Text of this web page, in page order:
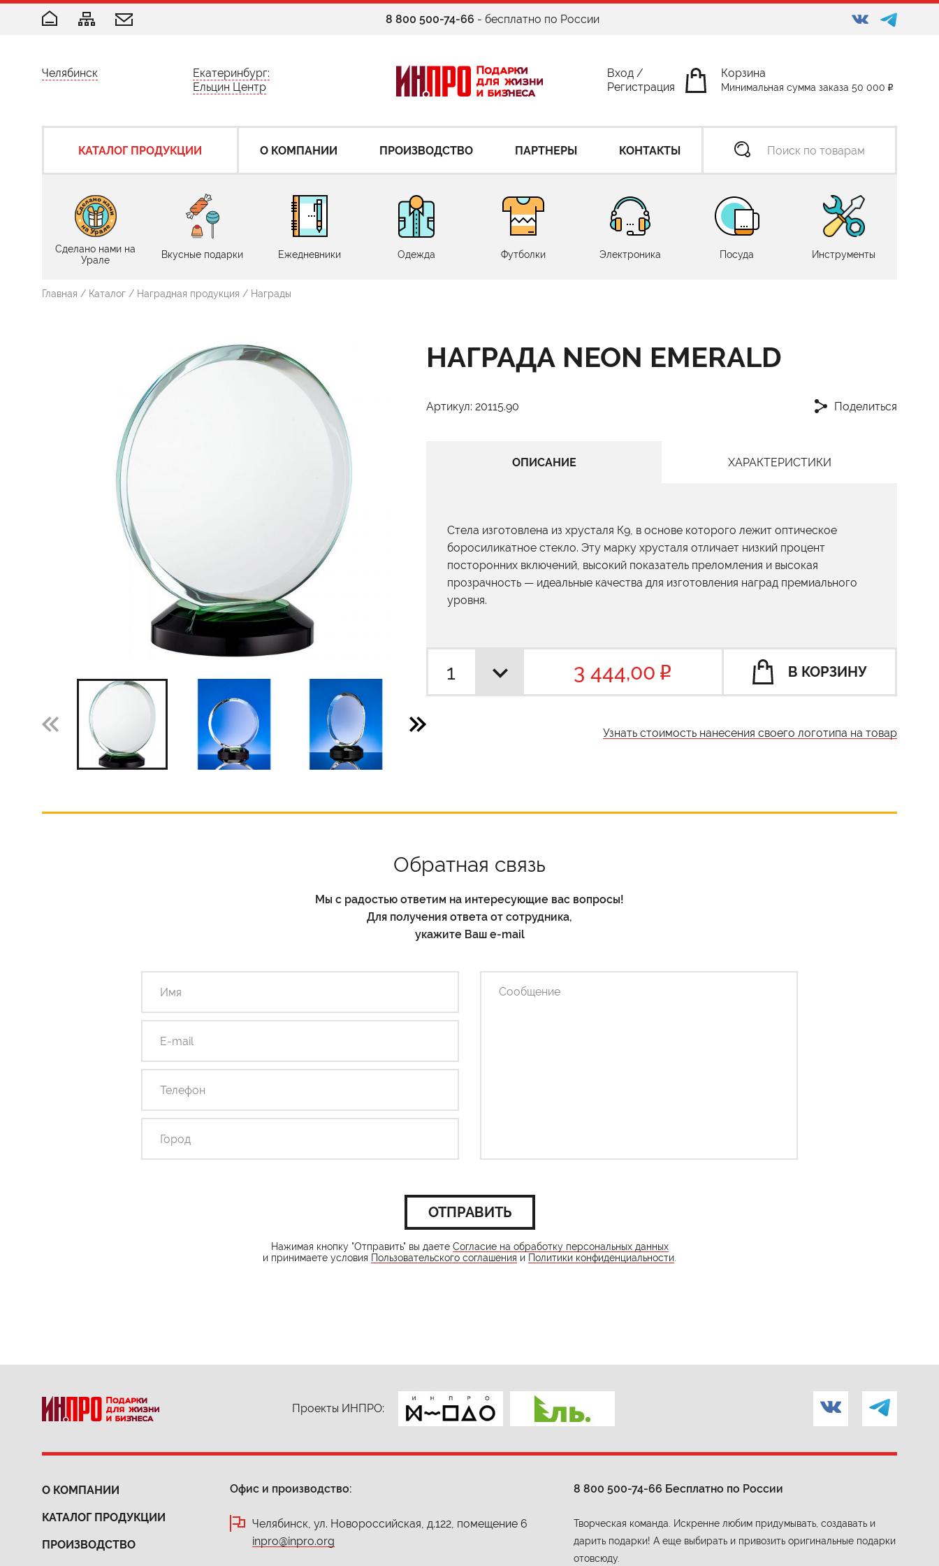
8 800 500-74-66 - бесплатно по России
Челябинск
Екатеринбург:
Ельцин Центр
Вход /
Регистрация
Корзина
Минимальная сумма заказа 50 000
КАТАЛОГ ПРОДУКЦИИ О КОМПАНИИ ПРОИЗВОДСТВО ПАРТНЕРЫ КОНТАКТЫ
Сделано нами на
Урале
Вкусные подарки Ежедневники Одежда Футболки Электроника Посуда Инструменты
Главная / Каталог / Наградная продукция / Награды
НАГРАДА NEON EMERALD
Артикул: 20115.90 Поделиться
ОПИСАНИЕ ХАРАКТЕРИСТИКИ
Стела изготовлена из хрусталя К9, в основе которого лежит оптическое
боросиликатное стекло. Эту марку хрусталя отличает низкий процент
посторонних включений, высокий показатель преломления и высокая
прозрачность — идеальные качества для изготовления наград премиального
уровня.
3 444,00 В КОРЗИНУ
Узнать стоимость нанесения своего логотипа на товар
Обратная связь
Мы с радостью ответим на интересующие вас вопросы!
Для получения ответа от сотрудника,
укажите Ваш e-mail
ОТПРАВИТЬ
Нажимая кнопку "Отправить" вы даете Согласие на обработку персональных данных
и принимаете условия Пользовательского соглашения и Политики конфиденциальности
Проекты ИНПРО:
О КОМПАНИИ
КАТАЛОГ ПРОДУКЦИИ
ПРОИЗВОДСТВО
Офис и производство:
Челябинск, ул. Новороссийская, д.122, помещение 6
inpro@inpro.org
8 800 500-74-66 Бесплатно по России
Творческая команда. Искренне любим придумывать, создавать и
дарить подарки! А еще выбирать и привозить оригинальные подарки
отовсюду.